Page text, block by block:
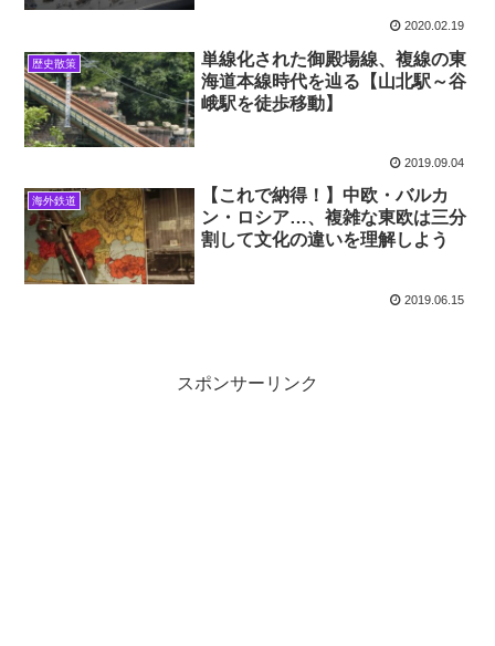
2020.02.19
歴史散策
単線化された御殿場線、複線の東
海道本線時代を辿る【山北駅～谷
峨駅を徒歩移動】
2019.09.04
海外鉄道
【これで納得！】中欧・バルカ
ン・ロシア…、複雑な東欧は三分
割して文化の違いを理解しよう
2019.06.15
スポンサーリンク